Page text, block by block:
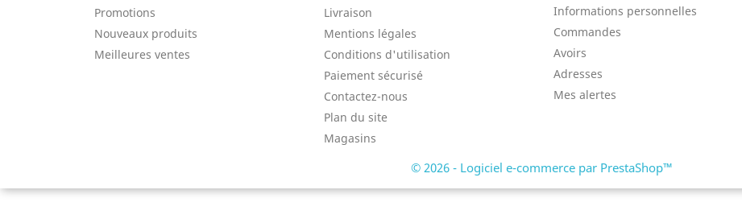
Promotions
Nouveaux produits
Meilleures ventes
Livraison
Mentions légales
Conditions d'utilisation
Paiement sécurisé
Contactez-nous
Plan du site
Magasins
Informations personnelles
Commandes
Avoirs
Adresses
Mes alertes
© 2026 - Logiciel e-commerce par PrestaShop™